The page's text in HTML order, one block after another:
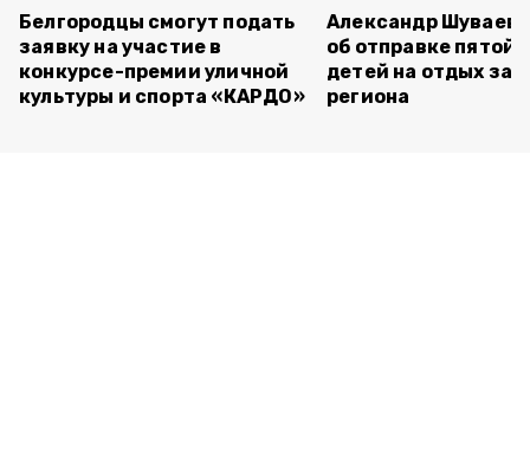
Белгородцы смогут подать
заявку на участие в
конкурсе-премии уличной
культуры и спорта «КАРДО»
Александр Шуваев
об отправке пятой
детей на отдых за
региона